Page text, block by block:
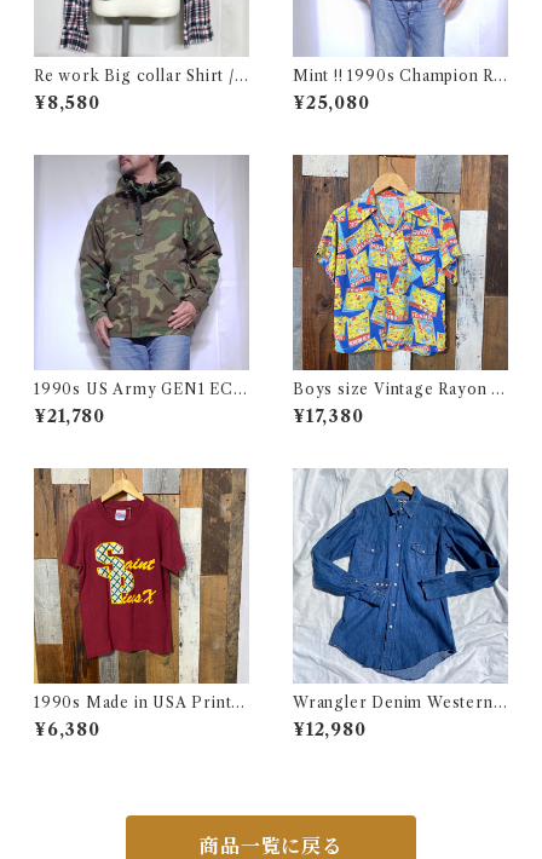
Re work Big collar Shirt /
リワーク ビックカラー シャツ
古着
¥8,580
Mint !! 1990s Champion Re
verse Weave NHL SABRES
Size L / チャンピオン リバー
¥25,080
1990s US Army GEN1 EC
WCS Gore-Tex Parka M-R
/ 米軍 ゴアテックス パーカー
¥21,780
Boys size Vintage Rayon H
awaiian Shirt / ボーイズ サイ
ズ ヴィンテージ レーヨン ハワ
¥17,380
1990s Made in USA Print T
ee / 90年代 アメリカ製 プリ
ント Tシャツ 古着
¥6,380
Wrangler Denim Western S
hirt 15 1/2 Made in USA / ラ
ングラー デニムウエスタン シ
¥12,980
商品一覧に戻る